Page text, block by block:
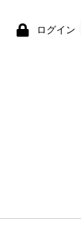
ログイン